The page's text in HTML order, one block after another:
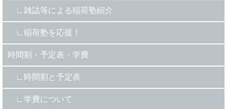
雑誌等による稲荷塾紹介
稲荷塾を応援！
時間割・予定表・学費
時間割と予定表
学費について